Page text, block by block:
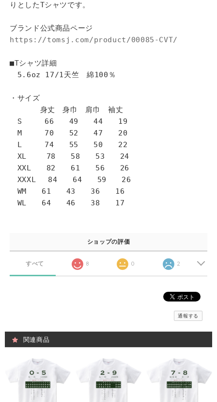
りとしたTシャツです。
ブランド公式商品ページ
https://tomsj.com/product/00085-CVT/
■Tシャツ詳細
5.6oz 17/1天竺 綿100％
・サイズ
身丈 身巾 肩巾 袖丈
S 66 49 44 19
M 70 52 47 20
L 74 55 50 22
XL 78 58 53 24
XXL 82 61 56 26
XXXL 84 64 59 26
WM 61 43 36 16
WL 64 46 38 17
ショップの評価
すべて 8 0 2
通報する
関連商品